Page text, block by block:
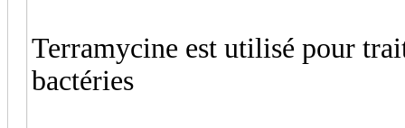
Terramycine est utilisé pour
bactéries